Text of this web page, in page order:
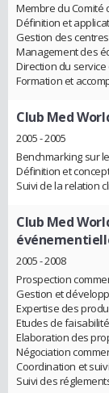
Membre du Comité
Définition et
Gestion des
Management des
Direction du
Formation et
Club Med
2005 - 2005
Benchmarking sur
Définition et
Suivi de la relation
Club Med
2005 - 2008
Prospection
Gestion et
Expertise des
Etudes de
Elaboration des
Négociation
Coordination et
Suivi des